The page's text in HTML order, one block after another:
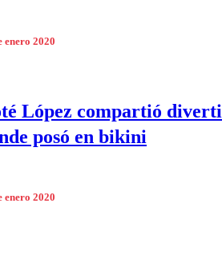
enero 2020
López compartió
posó en bikini
enero 2020